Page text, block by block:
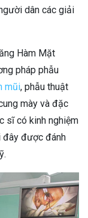
dân các giải
Hàm Mặt
pháp phẫu
mũi, phẫu thuật
mày và đặc
sĩ có kinh nghiệm
đây được đánh